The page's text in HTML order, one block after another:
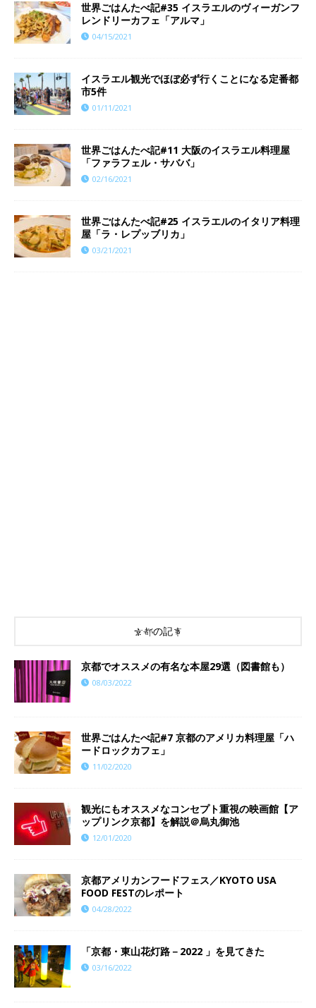
世界ごはんたべ記#35 イスラエルのヴィーガンフ
レンドリーカフェ「アルマ」
04/15/2021
イスラエル観光でほぼ必ず行くことになる定番都
市5件
01/11/2021
世界ごはんたべ記#11 大阪のイスラエル料理屋
「ファラフェル・サババ」
02/16/2021
世界ごはんたべ記#25 イスラエルのイタリア料理
屋「ラ・レプッブリカ」
03/21/2021
京都の記事
京都でオススメの有名な本屋29選（図書館も）
08/03/2022
世界ごはんたべ記#7 京都のアメリカ料理屋「ハ
ードロックカフェ」
11/02/2020
観光にもオススメなコンセプト重視の映画館【ア
ップリンク京都】を解説＠烏丸御池
12/01/2020
京都アメリカンフードフェス／KYOTO USA
FOOD FESTのレポート
04/28/2022
「京都・東山花灯路－2022 」を見てきた
03/16/2022